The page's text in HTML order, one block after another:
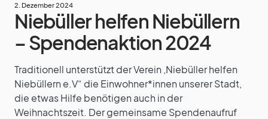
2. Dezember 2024
Niebüller helfen Niebüllern
– Spendenaktion 2024
Traditionell unterstützt der Verein ‚Niebüller helfen
Niebüllern e.V“ die Einwohner*innen unserer Stadt,
die etwas Hilfe benötigen auch in der
Weihnachtszeit. Der gemeinsame Spendenaufruf